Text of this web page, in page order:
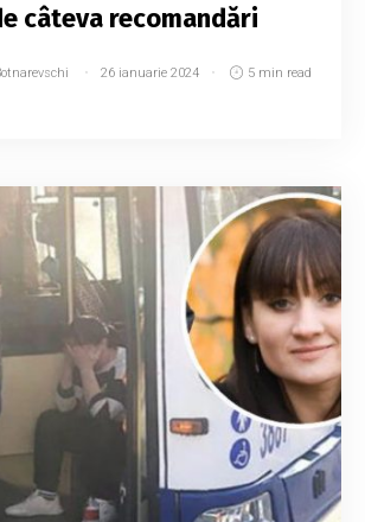
câteva recomandări
26 ianuarie 2024 5 min read